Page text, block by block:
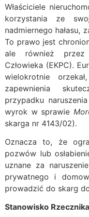
Właściciele
korzystania ze
nadmiernego hałasu,
To prawo jest
ale również przez
Człowieka (EKPC).
wielokrotnie
zapewnienia
przypadku
wyrok w sprawie
skarga nr 4143/02).
Oznacza to, że
pozwów lub
uznane za
prywatnego i
prowadzić do skarg
Stanowisko